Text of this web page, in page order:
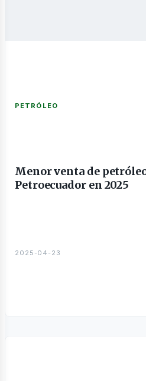
PETRÓLEO
Menor venta de
Petroecuador en 2025
2025-04-23